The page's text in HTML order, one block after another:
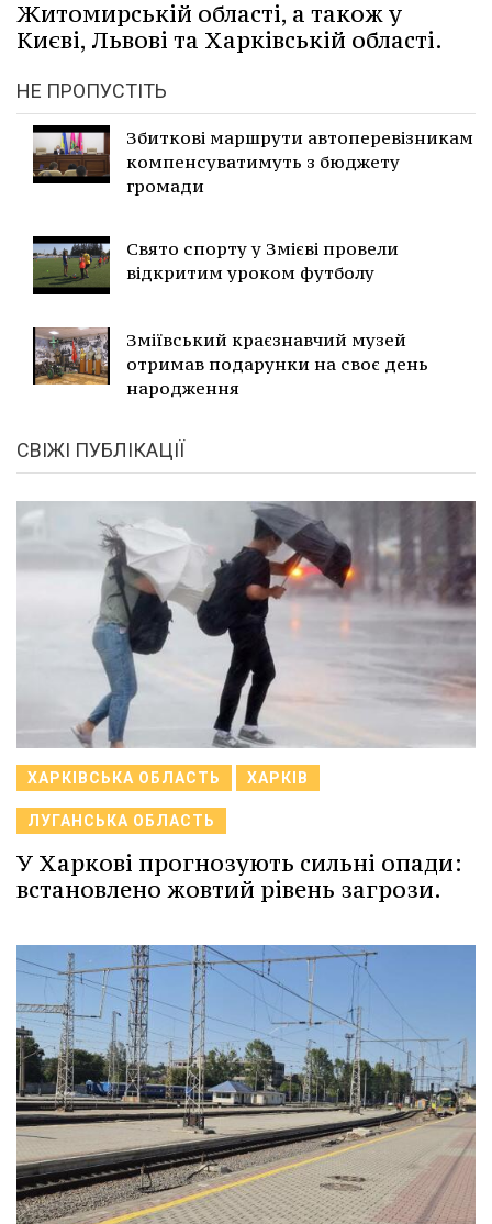
Житомирській області, а також у
Києві, Львові та Харківській області.
НЕ ПРОПУСТІТЬ
Збиткові маршрути автоперевізникам
компенсуватимуть з бюджету
громади
Свято спорту у Змієві провели
відкритим уроком футболу
Зміївський краєзнавчий музей
отримав подарунки на своє день
народження
СВІЖІ ПУБЛІКАЦІЇ
ХАРКІВСЬКА ОБЛАСТЬ ХАРКІВ
ЛУГАНСЬКА ОБЛАСТЬ
У Харкові прогнозують сильні опади:
встановлено жовтий рівень загрози.